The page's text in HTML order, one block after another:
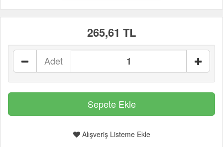
265,61 TL
Adet
Alışveriş Listeme Ekle